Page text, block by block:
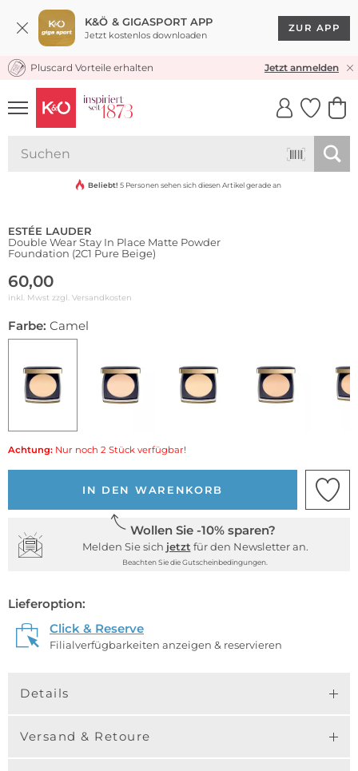
K&Ö & GIGASPORT APP
Jetzt kostenlos downloaden
ZUR APP
KOSTENLOSER VERSAND* & RÜCKVERSAND
Pluscard Vorteile erhalten Jetzt anmelden
UNSERE APP
CLICK &
Wasserfest
Beliebt! 5 Personen sehen sich diesen Artikel gerade an
ESTÉE LAUDER
Double Wear Stay In Place Matte Powder
Foundation (2C1 Pure Beige)
60,00
inkl. Mwst zzgl. Versandkosten
Farbe: Camel
Achtung: Nur noch 2 Stück verfügbar!
IN DEN WARENKORB
Wollen Sie -10% sparen?
Melden Sie sich jetzt für den Newsletter an.
Beachten Sie die Gutscheinbedingungen.
Lieferoption:
Click & Reserve
Filialverfügbarkeiten anzeigen & reservieren
Details
Versand & Retoure